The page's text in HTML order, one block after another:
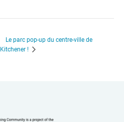
Le parc pop-up du centre-ville de
Kitchener !